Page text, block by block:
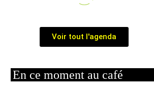
Voir tout l'agenda
En ce moment au café